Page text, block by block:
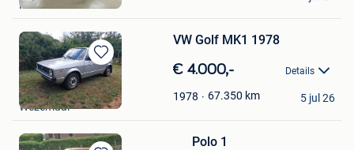
Favorieten
Ixelles
Bewaren
in
Mijn
Favorieten
VW Golf MK1 1978
€ 4.000,- Details
1978 67.350 km
JS
Wezemaal
5 jul 26
Polo 1